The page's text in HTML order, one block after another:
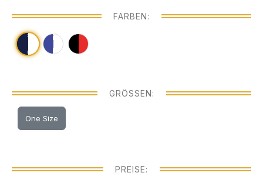
FARBEN:
GRÖSSEN:
One Size
PREISE: